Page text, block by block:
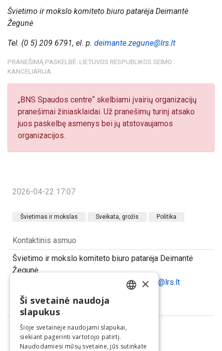
Švietimo ir mokslo komiteto biuro patarėja Deimantė
Žegunė
Tel. (0 5) 209 6791, el. p. deimante.zegune@lrs.lt
PRANEŠIMĄ PASKELBĖ: LIETUVOS RESPUBLIKOS SEIMO
KANCELIARIJA
„BNS Spaudos centre“ skelbiami įvairių organizacijų
pranešimai žiniasklaidai. Už pranešimų turinį atsako
juos paskelbę asmenys bei jų atstovaujamos
organizacijos.
2026-04-22 17:07
Švietimas ir mokslas Sveikata, grožis Politika
Kontaktinis asmuo
Švietimo ir mokslo komiteto biuro patarėja Deimantė
Žegunė
deimante.zegune@lrs.lt
Dalintis
×
Ši svetainė naudoja
slapukus
Šioje svetainėje naudojami slapukai,
siekiant pagerinti vartotojo patirtį.
Naudodamiesi mūsų svetaine, jūs sutinkate